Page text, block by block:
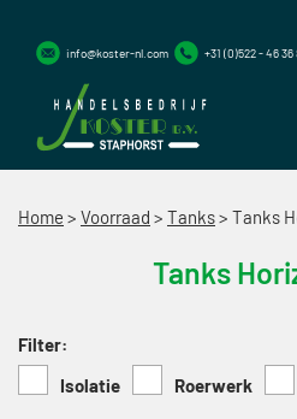
info@koster-nl.com +31 (0)522 - 46 36
Home > Voorraad > Tanks> Tanks
Tanks
Filter:
Isolatie
Roerwerk